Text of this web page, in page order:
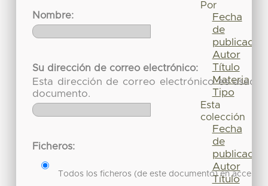
Nombre:
Su dirección de correo electrónico:
Esta dirección de correo electrónico es usada
documento.
Ficheros:
Todos los ficheros (de este documento) en acceso
Por
Fecha
de
publicación
Autor
Título
Materia
Tipo
Esta
colección
Fecha
de
publicación
Autor
Título